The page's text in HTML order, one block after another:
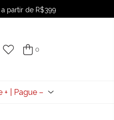
partir de R$399
partir de R$399
0
+ | Pague –